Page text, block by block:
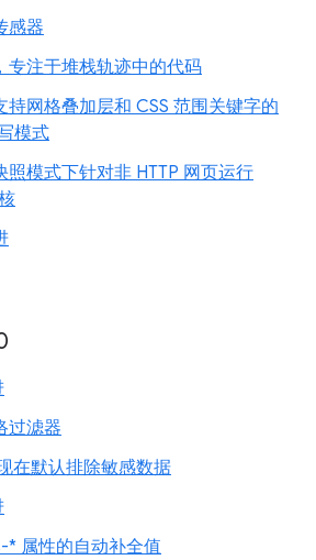
感器
专注于堆栈轨迹中的代码
持网格叠加层和 CSS 范围关键字的
模式
照模式下针对非 HTTP 网页运行
过滤器
在默认排除敏感数据
属性的自动补全值